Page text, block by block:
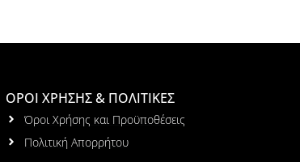
ΟΡΟΙ ΧΡΗΣΗΣ & ΠΟΛΙΤΙΚΕΣ
Όροι Χρήσης και Προϋποθέσεις
Πολιτική Απορρήτου